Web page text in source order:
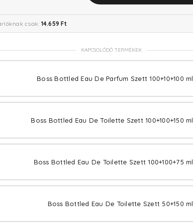
csak: 14.659 Ft
KAPCSOLÓDÓ TERMÉKEK
Boss Bottled Eau De Parfum Szett 100+10+100 ml
Boss Bottled Eau De Toilette Szett 100+100+150 ml
Boss Bottled Eau De Toilette Szett 100+100+75 ml
Boss Bottled Eau De Toilette Szett 50+150 ml